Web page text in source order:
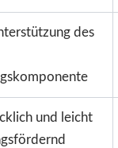
des
und leicht